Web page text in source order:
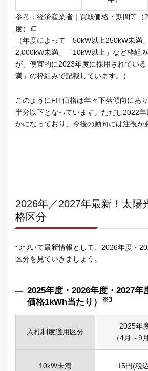
参考：経済産業省｜ 買取価格・期間等（
度）
（年度によって「50kW以上250kW未満
2,000kW未満」「10kW以上」など枠組
が、便宜的に2023年度に採用されてい
満」の枠組みで記載しています。）
このようにFIT価格は年々下落傾向にあ
半分以下となっています。ただし2022
かになっており、今後の動向には注視が
2026年／2027年最新！太陽
格区分
つづいて最新情報として、2026年度・
区分を見ていきましょう。
2025年度・2026年度・2027年
価格1kWh当たり）
※3
入札制度適用区分
2025年
（4月～9
10kW未満 15円(税